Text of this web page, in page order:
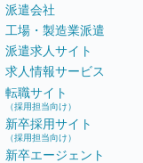
派遣会社
工場・製造業派遣
派遣求人サイト
求人情報サービス
転職サイト
（採用担当向け）
新卒採用サイト
（採用担当向け）
新卒エージェント